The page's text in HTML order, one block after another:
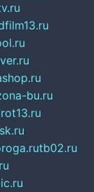
bu.ru
tb02.ru